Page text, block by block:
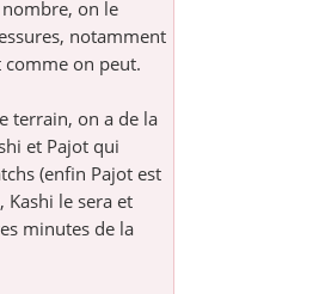
nombre, on le
notamment
comme on peut.
terrain, on a de la
et Pajot qui
(enfin Pajot est
Kashi le sera et
minutes de la